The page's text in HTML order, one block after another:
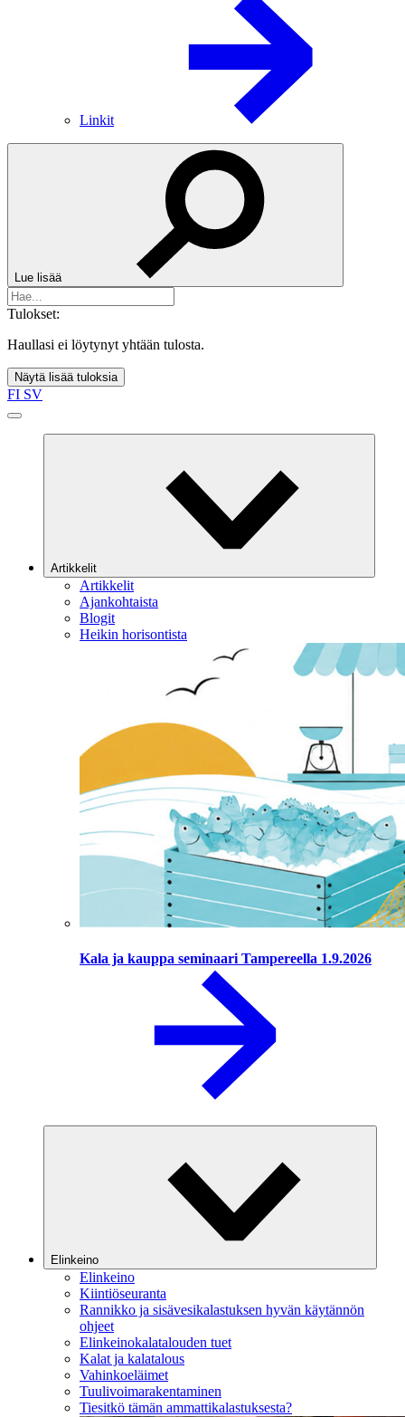
Linkit
Lue lisää
Tulokset:
Haullasi ei löytynyt yhtään tulosta.
Näytä lisää tuloksia
FI SV
Artikkelit
Artikkelit
Ajankohtaista
Blogit
Heikin horisontista
Kala ja kauppa seminaari Tampereella 1.9.2026
Elinkeino
Elinkeino
Kiintiöseuranta
Rannikko ja sisävesikalastuksen hyvän käytännön
ohjeet
Elinkeinokalatalouden tuet
Kalat ja kalatalous
Vahinkoeläimet
Tuulivoimarakentaminen
Tiesitkö tämän ammattikalastuksesta?